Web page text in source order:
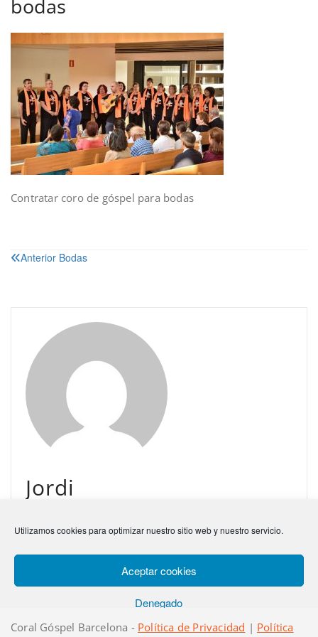
Utilizamos cookies para optimizar nuestro sitio web y nuestro servicio.
Aceptar cookies
Denegado
bodas
Contratar coro de góspel para bodas
Anterior Bodas
Jordi
Coral Góspel Barcelona - Política de Privacidad | Política